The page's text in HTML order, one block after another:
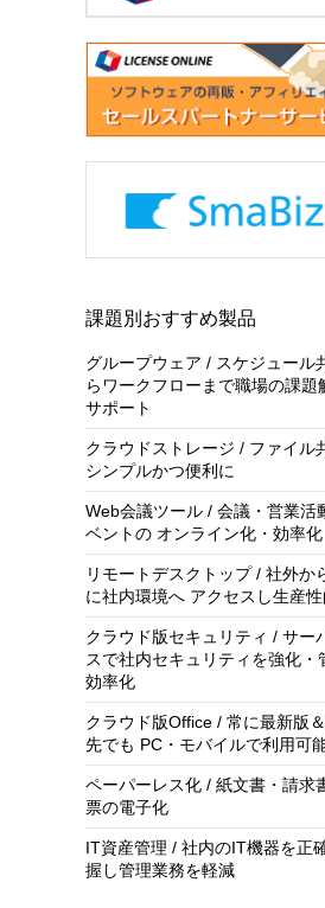
課題別おすすめ製品
グループウェア / スケジュール
らワークフローまで職場の課題
サポート
クラウドストレージ / ファイル
シンプルかつ便利に
Web会議ツール / 会議・営業活
ベントの オンライン化・効率化
リモートデスクトップ / 社外か
に社内環境へ アクセスし生産
クラウド版セキュリティ / サー
スで社内セキュリティを強化・
効率化
クラウド版Office / 常に最新版
先でも PC・モバイルで利用可
ペーパーレス化 / 紙文書・請求
票の電子化
IT資産管理 / 社内のIT機器を正
握し管理業務を軽減